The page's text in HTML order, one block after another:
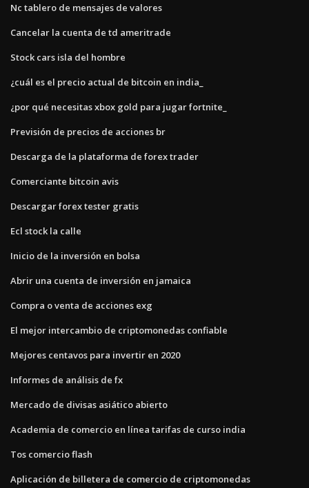
Nc tablero de mensajes de valores
Cancelar la cuenta de td ameritrade
Stock cars isla del hombre
¿cuál es el precio actual de bitcoin en india_
¿por qué necesitas xbox gold para jugar fortnite_
Previsión de precios de acciones br
Descarga de la plataforma de forex trader
Comerciante bitcoin avis
Descargar forex tester gratis
Ecl stock la calle
Inicio de la inversión en bolsa
Abrir una cuenta de inversión en jamaica
Compra o venta de acciones exg
El mejor intercambio de criptomonedas confiable
Mejores centavos para invertir en 2020
Informes de análisis de fx
Mercado de divisas asiático abierto
Academia de comercio en línea tarifas de curso india
Tos comercio flash
Aplicación de billetera de comercio de criptomonedas